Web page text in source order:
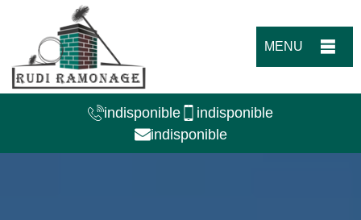
MENU
indisponible
indisponible
indisponible